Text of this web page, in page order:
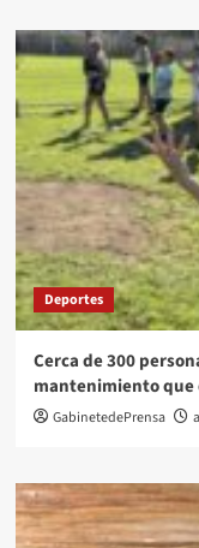
Deportes
Cerca de 300
mantenimiento que
GabinetedePrensa